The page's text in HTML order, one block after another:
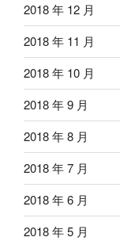
2018 年 12 月
2018 年 11 月
2018 年 10 月
2018 年 9 月
2018 年 8 月
2018 年 7 月
2018 年 6 月
2018 年 5 月